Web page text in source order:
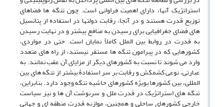
استراتژیک آنها، دارای اهمیت فراوانی است. چون تنگه ها فضاهای
توزیع قدرت هستند و در آنجا، رقابت دولتها در استفاده از پتانسیل
های فضای جغرافیایی برای رسیدن به منافع بیشتر و در نهایت رسیدن
به قدرت در روابط بین الملل کاملاً نمایان است. حتی در مواردی،
کشورهایی که در پیرامون تنگه ها مستقر نیستند، از راه های متعدد
وارد می شوند تا نسبت به کشورهای دیگر از مزایای آن عقب نمانند. به
عبارتی، نوعی کشمکش و رقابت بر سر استفادۀ بیشتر از تنگه های بین
المللی، بین کشورها بویژه کشورهای حاشیه تنگه وجود دارد. بنابراین،
تنگه های استراتژیک در قدرت ملل و سرنوشت آن ها و نیز سیاست
خارجی کشورهای ساحلی و همچنین، موازنه قدرت منطقه ای و جهانی